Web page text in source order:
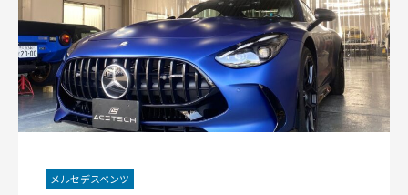
メルセデスベンツ